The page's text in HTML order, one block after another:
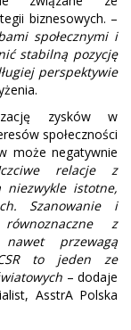
biznesowych. –
społecznymi i
stabilną pozycję
perspektywie
zysków w
społeczności
może negatywnie
relacje z
niezwykle istotne,
Szanowanie i
z
przewagą
to jeden ze
– dodaje
AsstrA Polska